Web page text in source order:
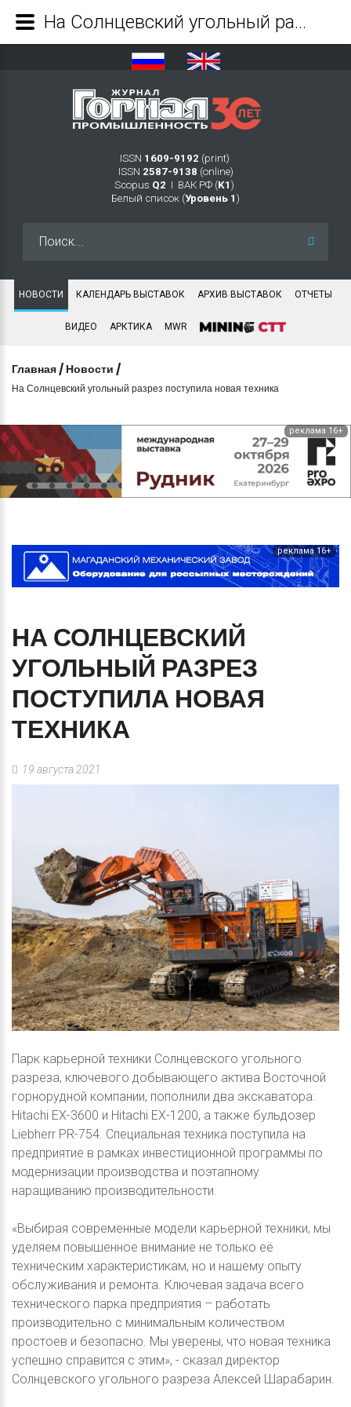
ISSN 1609-9192 (print)
ISSN 2587-9138 (online)
Scopus Q2 Ι ВАК РФ (K1 )
Белый список (Уровень 1 )
НОВОСТИ КАЛЕНДАРЬ ВЫСТАВОК АРХИВ ВЫСТАВОК ОТЧЕТЫ
ВИДЕО АРКТИКА MWR
Главная / Новости /
На Солнцевский угольный разрез поступила новая техника
реклама 16+
реклама 16+
НА СОЛНЦЕВСКИЙ
УГОЛЬНЫЙ РАЗРЕЗ
ПОСТУПИЛА НОВАЯ
ТЕХНИКА
19 августа 2021
Парк карьерной техники Солнцевского угольного
разреза, ключевого добывающего актива Восточной
горнорудной компании, пополнили два экскаватора:
Hitachi EX-3600 и Hitachi EX-1200, а также бульдозер
Liebherr PR-754. Специальная техника поступила на
предприятие в рамках инвестиционной программы по
модернизации производства и поэтапному
наращиванию производительности.
«Выбирая современные модели карьерной техники, мы
уделяем повышенное внимание не только её
техническим характеристикам, но и нашему опыту
обслуживания и ремонта. Ключевая задача всего
технического парка предприятия – работать
производительно с минимальным количеством
простоев и безопасно. Мы уверены, что новая техника
успешно справится с этим», - сказал директор
Солнцевского угольного разреза Алексей Шарабарин.
На Солнцевский угольный разрез поступила новая техника - Журнал Горная промышленность